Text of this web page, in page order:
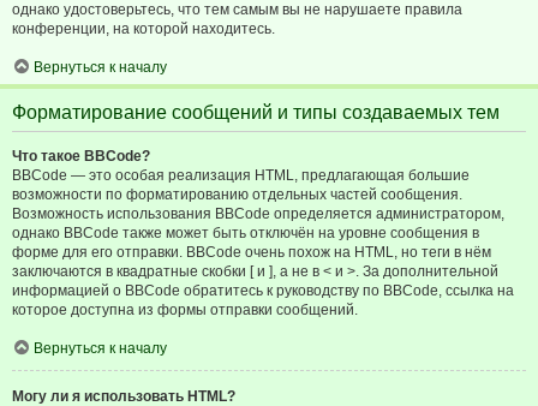
однако удостоверьтесь, что тем самым вы не нарушаете правила
конференции, на которой находитесь.
Вернуться к началу
Форматирование сообщений и типы создаваемых тем
Что такое BBCode?
BBCode — это особая реализация HTML, предлагающая большие
возможности по форматированию отдельных частей сообщения.
Возможность использования BBCode определяется администратором,
однако BBCode также может быть отключён на уровне сообщения в
форме для его отправки. BBCode очень похож на HTML, но теги в нём
заключаются в квадратные скобки [ и ], а не в < и >. За дополнительной
информацией о BBCode обратитесь к руководству по BBCode, ссылка на
которое доступна из формы отправки сообщений.
Вернуться к началу
Могу ли я использовать HTML?